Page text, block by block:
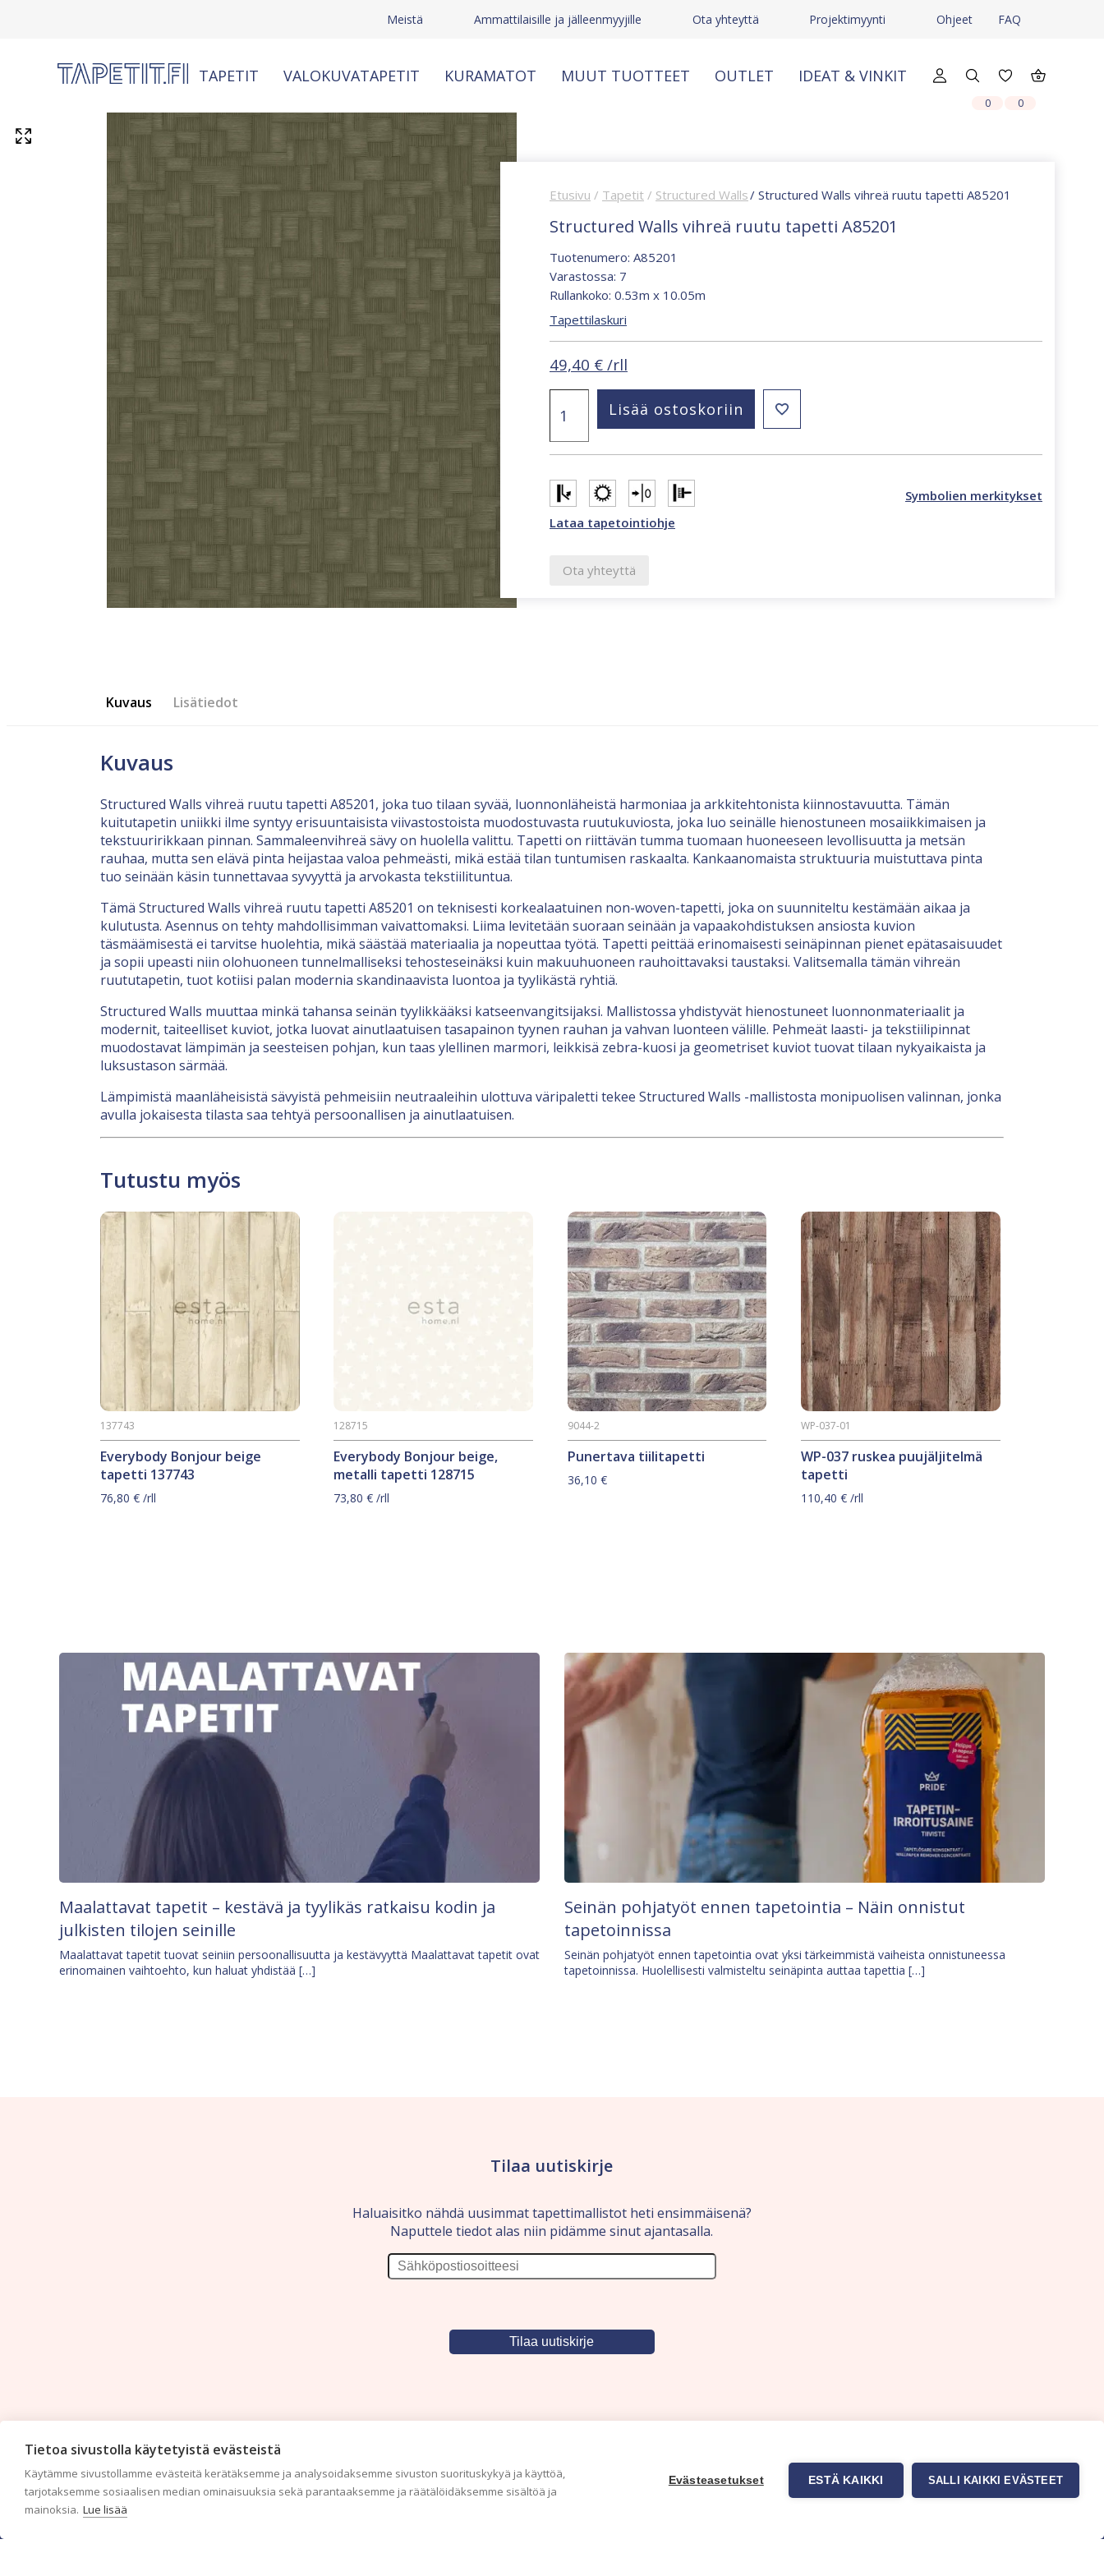
Tietoa sivustolla käytetyistä evästeistä
Käytämme sivustollamme evästeitä kerätäksemme ja analysoidaksemme sivuston suorituskykyä ja käyttöä,
tarjotaksemme sosiaalisen median ominaisuuksia sekä parantaaksemme ja räätälöidäksemme sisältöä ja
mainoksia. Lue lisää
Evästeasetukset ESTÄ KAIKKI SALLI KAIKKI EVÄSTEET
Meistä Ammattilaisille ja jälleenmyyjille Ota yhteyttä Projektimyynti Ohjeet FAQ
TAPETIT VALOKUVATAPETIT KURAMATOT MUUT TUOTTEET OUTLET IDEAT & VINKIT
0 0
Etusivu / Tapetit / Structured Walls/ Structured Walls vihreä ruutu tapetti A85201
Structured Walls vihreä ruutu tapetti A85201
Tuotenumero: A85201
Varastossa: 7
Rullankoko: 0.53m x 10.05m
Tapettilaskuri
49,40 € /rll
Walls
ruutu
A85201
määrä
Lisää ostoskoriin
Symbolien merkitykset
Lataa tapetointiohje
Ota yhteyttä
Kuvaus Lisätiedot
Kuvaus
Structured Walls vihreä ruutu tapetti A85201, joka tuo tilaan syvää, luonnonläheistä harmoniaa ja arkkitehtonista kiinnostavuutta. Tämän
kuitutapetin uniikki ilme syntyy erisuuntaisista viivastostoista muodostuvasta ruutukuviosta, joka luo seinälle hienostuneen mosaiikkimaisen ja
tekstuuririkkaan pinnan. Sammaleenvihreä sävy on huolella valittu. Tapetti on riittävän tumma tuomaan huoneeseen levollisuutta ja metsän
rauhaa, mutta sen elävä pinta heijastaa valoa pehmeästi, mikä estää tilan tuntumisen raskaalta. Kankaanomaista struktuuria muistuttava pinta
tuo seinään käsin tunnettavaa syvyyttä ja arvokasta tekstiilituntua.
Tämä Structured Walls vihreä ruutu tapetti A85201 on teknisesti korkealaatuinen non-woven-tapetti, joka on suunniteltu kestämään aikaa ja
kulutusta. Asennus on tehty mahdollisimman vaivattomaksi. Liima levitetään suoraan seinään ja vapaakohdistuksen ansiosta kuvion
täsmäämisestä ei tarvitse huolehtia, mikä säästää materiaalia ja nopeuttaa työtä. Tapetti peittää erinomaisesti seinäpinnan pienet epätasaisuudet
ja sopii upeasti niin olohuoneen tunnelmalliseksi tehosteseinäksi kuin makuuhuoneen rauhoittavaksi taustaksi. Valitsemalla tämän vihreän
ruututapetin, tuot kotiisi palan modernia skandinaavista luontoa ja tyylikästä ryhtiä.
Structured Walls muuttaa minkä tahansa seinän tyylikkääksi katseenvangitsijaksi. Mallistossa yhdistyvät hienostuneet luonnonmateriaalit ja
modernit, taiteelliset kuviot, jotka luovat ainutlaatuisen tasapainon tyynen rauhan ja vahvan luonteen välille. Pehmeät laasti- ja tekstiilipinnat
muodostavat lämpimän ja seesteisen pohjan, kun taas ylellinen marmori, leikkisä zebra-kuosi ja geometriset kuviot tuovat tilaan nykyaikaista ja
luksustason särmää.
Lämpimistä maanläheisistä sävyistä pehmeisiin neutraaleihin ulottuva väripaletti tekee Structured Walls -mallistosta monipuolisen valinnan, jonka
avulla jokaisesta tilasta saa tehtyä persoonallisen ja ainutlaatuisen.
Tutustu myös
Everybody Bonjour beige
tapetti 137743
137743
76,80 € /rll
Everybody Bonjour beige,
metalli tapetti 128715
128715
73,80€ /rll
Punertava tiilitapetti
9044-2
36,10 €
WP-037 ruskea puujäljitelmä
tapetti
WP-037-01
110,40€ /rll
Maalattavat tapetit – kestävä ja tyylikäs ratkaisu kodin ja
julkisten tilojen seinille
Maalattavat tapetit tuovat seiniin persoonallisuutta ja kestävyyttä Maalattavat tapetit ovat
erinomainen vaihtoehto, kun haluat yhdistää […]
Seinän pohjatyöt ennen tapetointia – Näin onnistut
tapetoinnissa
Seinän pohjatyöt ennen tapetointia ovat yksi tärkeimmistä vaiheista onnistuneessa
tapetoinnissa. Huolellisesti valmisteltu seinäpinta auttaa tapettia […]
Tilaa uutiskirje
Haluaisitko nähdä uusimmat tapettimallistot heti ensimmäisenä?
Naputtele tiedot alas niin pidämme sinut ajantasalla.